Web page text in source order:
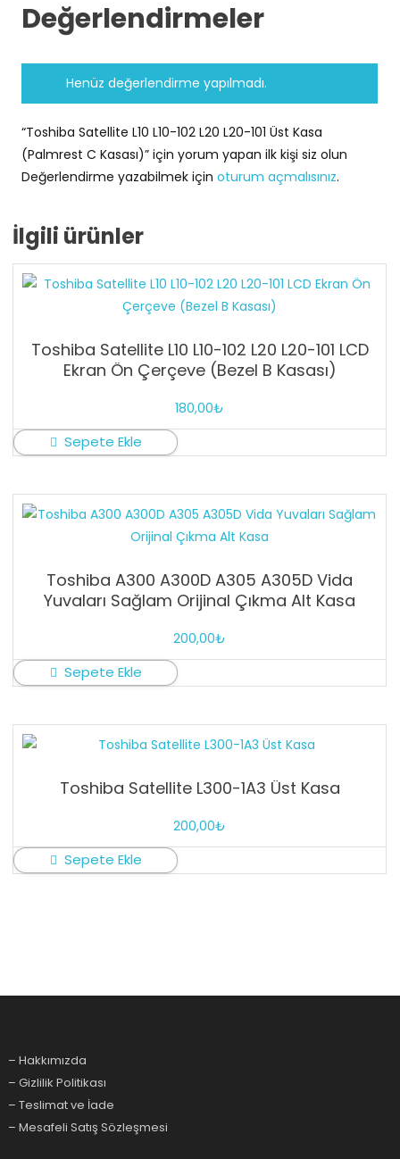
Değerlendirmeler
Henüz değerlendirme yapılmadı.
“Toshiba Satellite L10 L10-102 L20 L20-101 Üst Kasa
(Palmrest C Kasası)” için yorum yapan ilk kişi siz olun
Değerlendirme yazabilmek içinoturum açmalısınız.
İlgili ürünler
Toshiba Satellite L10 L10-102 L20 L20-101 LCD
Ekran Ön Çerçeve (Bezel B Kasası)
180,00₺
Sepete Ekle
Toshiba A300 A300D A305 A305D Vida
Yuvaları Sağlam Orijinal Çıkma Alt Kasa
200,00₺
Sepete Ekle
Toshiba Satellite L300-1A3 Üst Kasa
200,00₺
Sepete Ekle
– Hakkımızda
– Gizlilik Politikası
– Teslimat ve İade
– Mesafeli Satış Sözleşmesi